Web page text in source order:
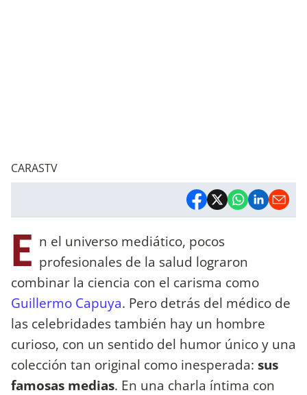
CARASTV
E n el universo mediático, pocos
profesionales de la salud lograron
combinar la ciencia con el carisma como
Guillermo Capuya. Pero detrás del médico de
las celebridades también hay un hombre
curioso, con un sentido del humor único y una
colección tan original como inesperada: sus
famosas medias. En una charla íntima con